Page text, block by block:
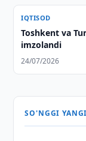
IQTISOD
Toshkent va
imzolandi
24/07/2026
SO'NGGI